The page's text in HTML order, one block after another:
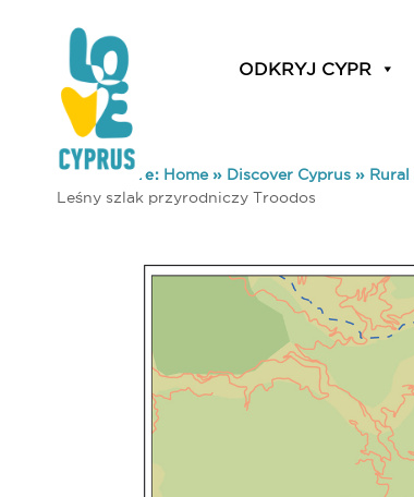
ODKRYJ CYPR
You are here: Home» Discover Cyprus » Rural
Leśny szlak przyrodniczy Troodos